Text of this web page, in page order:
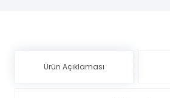
Ürün Açıklaması